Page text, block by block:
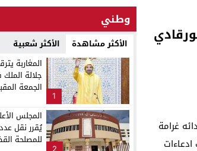
الإقليم
غرامة
ادعاءات
وطني
الأكثر مشاهدة الأكثر شعبية
1
المغاربة
جلالة
الجمعة
المجلس
يُقرر نقل
للمصلحة